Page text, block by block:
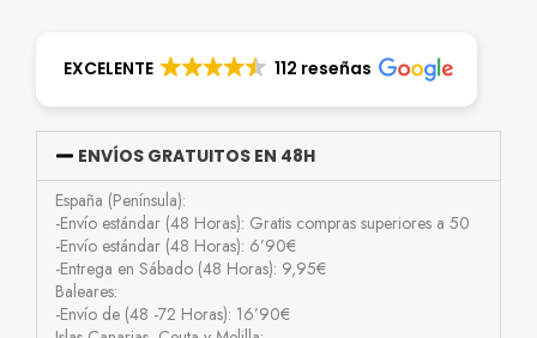
EXCELENTE 112 reseñas
ENVÍOS GRATUITOS EN 48H
España (Península):
-Envío estándar (48 Horas): Gratis compras superiores a 50
-Envío estándar (48 Horas): 6’90€
-Entrega en Sábado (48 Horas): 9,95€
Baleares:
-Envío de (48 -72 Horas): 16’90€